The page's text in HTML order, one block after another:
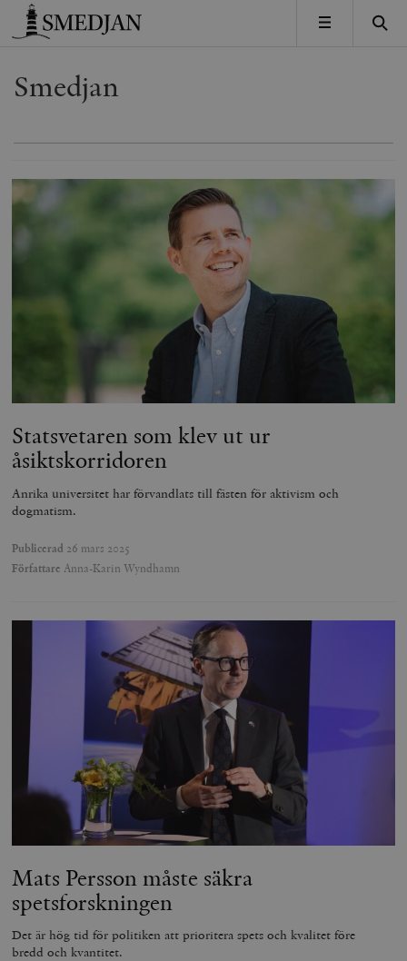
Timbro
MENY
Smedjan
Statsvetaren som klev ut ur
åsiktskorridoren
Anrika universitet har förvandlats till fästen för aktivism och
dogmatism.
Publicerad 26 mars 2025
Författare Anna-Karin Wyndhamn
Mats Persson måste säkra
spetsforskningen
Det är hög tid för politiken att prioritera spets och kvalitet före
bredd och kvantitet.